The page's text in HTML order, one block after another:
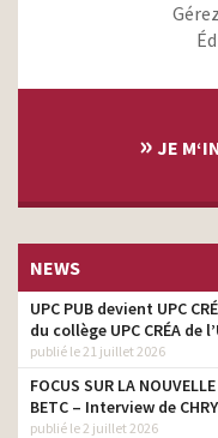
» JE
NEWS
UPC PUB devient UPC
du collège UPC CRÉA de
publié le 21 juillet 2026
FOCUS SUR LA
BETC – Interview de
publié le 2 juillet 2026